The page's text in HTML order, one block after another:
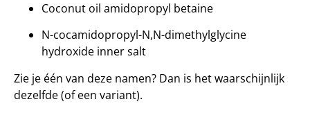
Coconut oil amidopropyl betaine
N-cocamidopropyl-N,N-dimethylglycine
hydroxide inner salt
Zie je één van deze namen? Dan is het waarschijnlijk
dezelfde (of een variant).